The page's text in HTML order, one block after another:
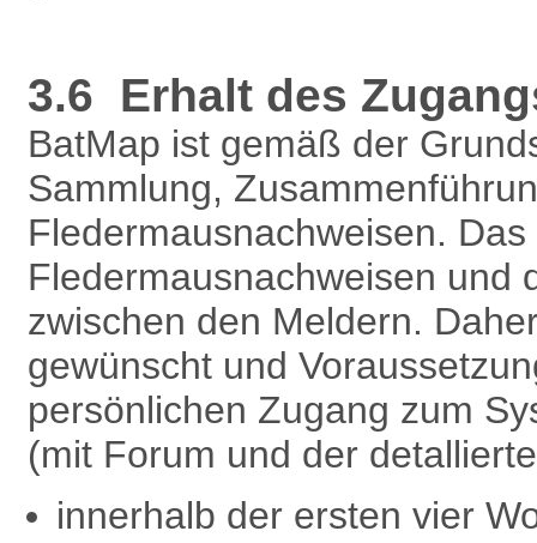
3.6 Erhalt des
BatMap ist gemäß der
Sammlung,
Fledermausnachweisen.
Fledermausnachweisen und
zwischen den Meldern.
gewünscht und
persönlichen Zugang zum
(mit Forum und der
innerhalb der ersten vier